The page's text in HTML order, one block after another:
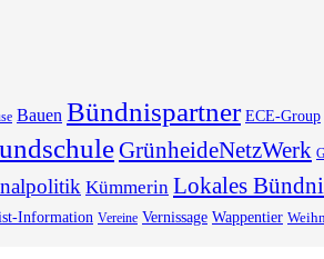
Bauen Bündnispartner ECE-Group
GrünheideNetzWerk
Kümmerin Lokales
Information Vereine Vernissage Wappentier